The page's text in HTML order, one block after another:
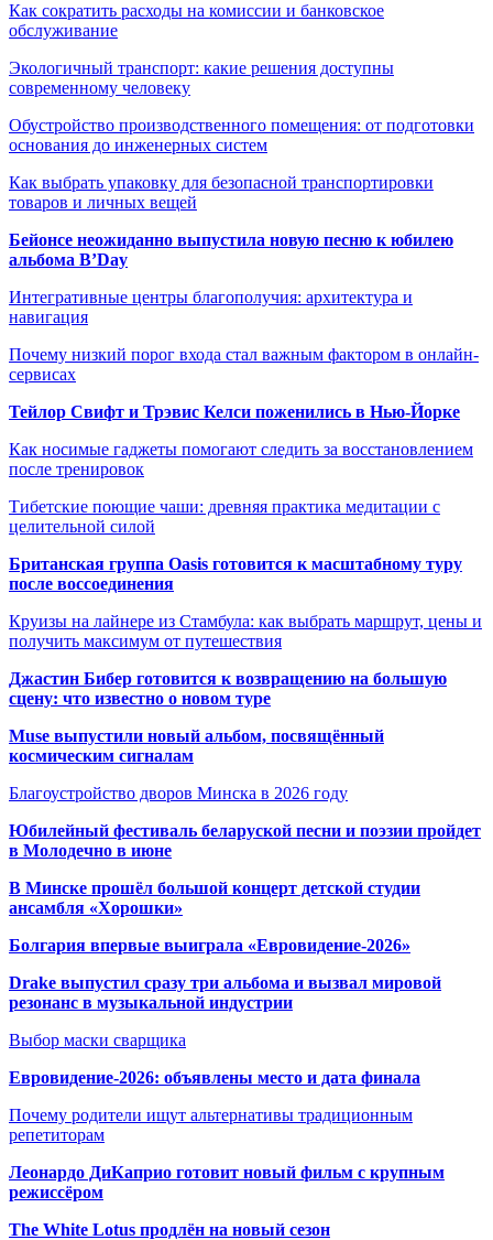
Как сократить расходы на комиссии и банковское
обслуживание
Экологичный транспорт: какие решения доступны
современному человеку
Обустройство производственного помещения: от подготовки
основания до инженерных систем
Как выбрать упаковку для безопасной транспортировки
товаров и личных вещей
Бейонсе неожиданно выпустила новую песню к юбилею
альбома B’Day
Интегративные центры благополучия: архитектура и
навигация
Почему низкий порог входа стал важным фактором в онлайн-
сервисах
Тейлор Свифт и Трэвис Келси поженились в Нью-Йорке
Как носимые гаджеты помогают следить за восстановлением
после тренировок
Тибетские поющие чаши: древняя практика медитации с
целительной силой
Британская группа Oasis готовится к масштабному туру
после воссоединения
Круизы на лайнере из Стамбула: как выбрать маршрут, цены и
получить максимум от путешествия
Джастин Бибер готовится к возвращению на большую
сцену: что известно о новом туре
Muse выпустили новый альбом, посвящённый
космическим сигналам
Благоустройство дворов Минска в 2026 году
Юбилейный фестиваль беларуской песни и поэзии пройдет
в Молодечно в июне
В Минске прошёл большой концерт детской студии
ансамбля «Хорошки»
Болгария впервые выиграла «Евровидение-2026»
Drake выпустил сразу три альбома и вызвал мировой
резонанс в музыкальной индустрии
Выбор маски сварщика
Евровидение-2026: объявлены место и дата финала
Почему родители ищут альтернативы традиционным
репетиторам
Леонардо ДиКаприо готовит новый фильм с крупным
режиссёром
The White Lotus продлён на новый сезон